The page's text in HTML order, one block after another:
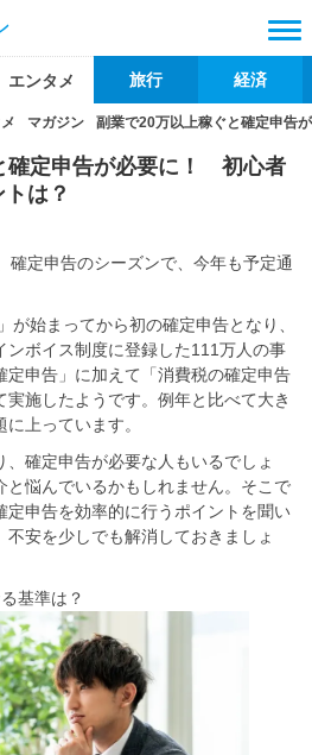
エンタメ 旅行 経済
マガジン 副業で20万以上稼ぐと確定申告
確定申告が必要に！ 初心者
は？
確定申告のシーズンで、今年も予定通
が始まってから初の確定申告となり、
ンボイス制度に登録した111万人の事
定申告」に加えて「消費税の確定申告
実施したようです。例年と比べて大き
上っています。
確定申告が必要な人もいるでしょ
と悩んでいるかもしれません。そこで
定申告を効率的に行うポイントを聞い
安を少しでも解消しておきましょ
基準は？